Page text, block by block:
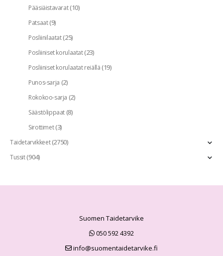
Pääsiäistavarat(10)
Patsaat(9)
Posliinilaatat(25)
Posliiniset korulaatat(23)
Posliiniset korulaatat reiällä(19)
Punos-sarja (2)
Rokokoo-sarja (2)
Säästölippaat(8)
Sirottimet(3)
Taidetarvikkeet(2750)
Tussit(904)
Suomen Taidetarvike
050 592 4392
info@suomentaidetarvike.fi